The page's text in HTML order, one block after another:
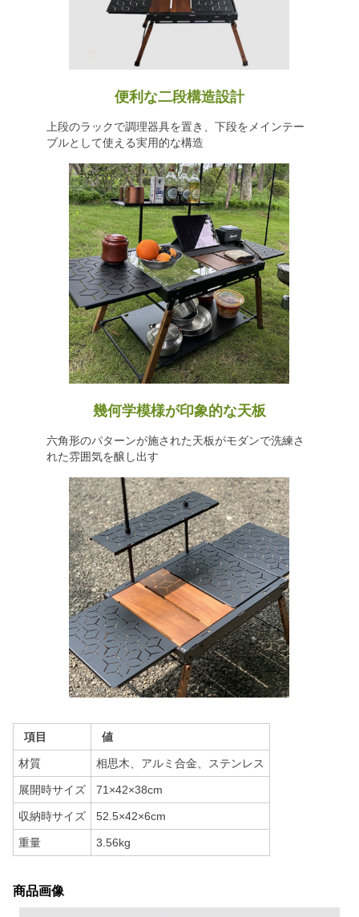
便利な二段構造設計
上段のラックで調理器具を置き、下段をメインテー
ブルとして使える実用的な構造
幾何学模様が印象的な天板
六角形のパターンが施された天板がモダンで洗練さ
れた雰囲気を醸し出す
項目 値
材質 相思木、アルミ合金、ステンレス
展開時サイズ 71×42×38cm
収納時サイズ 52.5×42×6cm
重量 3.56kg
商品画像